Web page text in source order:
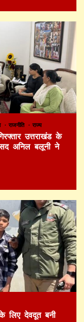
राजनीति राज्य
उत्तराखंड के
अनिल बलूनी ने
लिए देवदूत बनी